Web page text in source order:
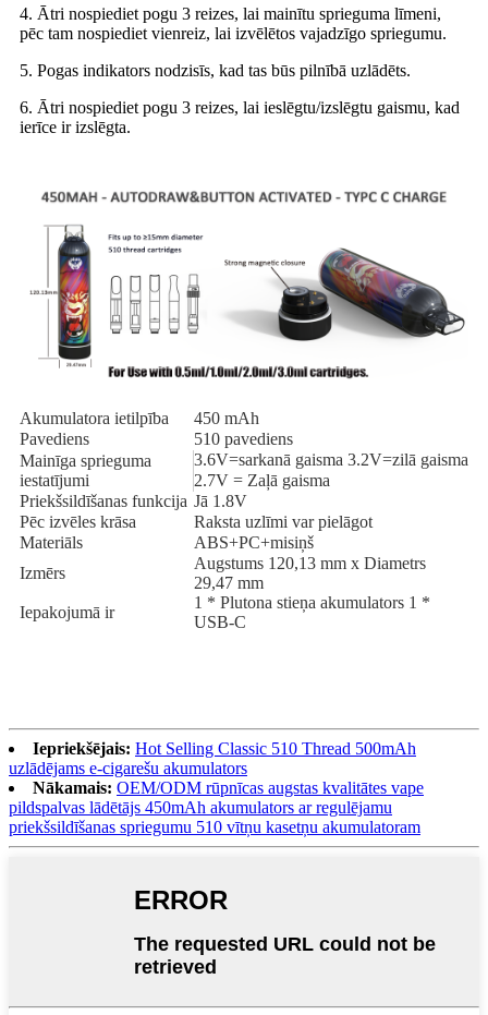
4. Ātri nospiediet pogu 3 reizes, lai mainītu sprieguma līmeni,
pēc tam nospiediet vienreiz, lai izvēlētos vajadzīgo spriegumu.
5. Pogas indikators nodzisīs, kad tas būs pilnībā uzlādēts.
6. Ātri nospiediet pogu 3 reizes, lai ieslēgtu/izslēgtu gaismu, kad
ierīce ir izslēgta.
Akumulatora ietilpība
450 mAh
Pavediens
510 pavediens
Mainīga sprieguma
iestatījumi
3.6V=sarkanā gaisma 3.2V=zilā gaisma
2.7V = Zaļā gaisma
Priekšsildīšanas funkcija Jā 1.8V
Pēc izvēles krāsa
Raksta uzlīmi var pielāgot
Materiāls
ABS+PC+misiņš
Izmērs
Augstums 120,13 mm x Diametrs
29,47 mm
Iepakojumā ir
1 * Plutona stieņa akumulators 1 *
USB-C
Iepriekšējais: Hot Selling Classic 510 Thread 500mAh
uzlādējams e-cigarešu akumulators
Nākamais: OEM/ODM rūpnīcas augstas kvalitātes vape
pildspalvas lādētājs 450mAh akumulators ar regulējamu
priekšsildīšanas spriegumu 510 vītņu kasetņu akumulatoram